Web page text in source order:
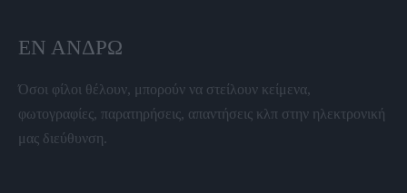
ΕΝ ΆΝΔΡΩ
Όσοι φίλοι θέλουν, μπορούν να στείλουν κείμενα,
φωτογραφίες, παρατηρήσεις, απαντήσεις κλπ στην ηλεκτρονική
μας διεύθυνση.